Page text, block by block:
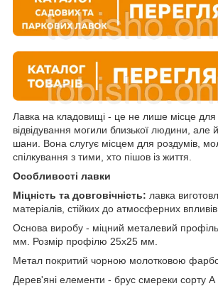
Лавка на кладовищі - це не лише місце для
відвідування могили близької людини, але
шани. Вона слугує місцем для роздумів,
спілкування з тими, хто пішов із життя.
Особливості лавки
Міцність та довговічність: лавка
матеріалів, стійких до атмосферних впливів.
Основа виробу - міцний металевий
мм. Розмір профілю 25х25 мм.
Метал покритий чорною молотковою
Дерев'яні елементи - брус смереки сорту